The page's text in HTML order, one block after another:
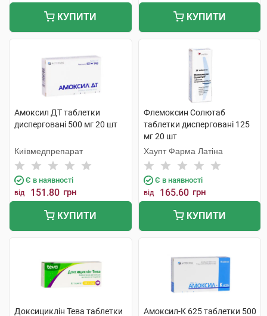
КУПИТИ КУПИТИ
Амоксил ДТ таблетки
дисперговані 500 мг 20 шт
Київмедпрепарат
Є в наявності
від 151.80 грн
КУПИТИ
Флемоксин Солютаб
таблетки дисперговані 125
мг 20 шт
Хаупт Фарма Латіна
Є в наявності
від 165.60 грн
КУПИТИ
Доксициклін Тева таблетки Амоксил-К 625 таблетки 500